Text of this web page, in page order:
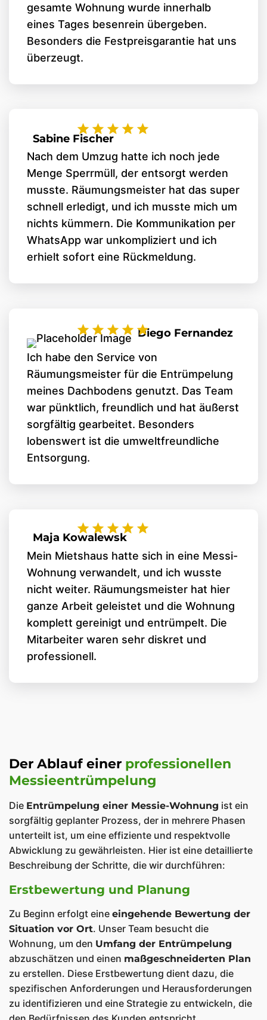
gesamte Wohnung wurde innerhalb
eines Tages besenrein übergeben.
Besonders die Festpreisgarantie hat uns
überzeugt.
Sabine Fischer
Nach dem Umzug hatte ich noch jede
Menge Sperrmüll, der entsorgt werden
musste. Räumungsmeister hat das super
schnell erledigt, und ich musste mich um
nichts kümmern. Die Kommunikation per
WhatsApp war unkompliziert und ich
erhielt sofort eine Rückmeldung.
Diego Fernandez
Ich habe den Service von
Räumungsmeister für die Entrümpelung
meines Dachbodens genutzt. Das Team
war pünktlich, freundlich und hat äußerst
sorgfältig gearbeitet. Besonders
lobenswert ist die umweltfreundliche
Entsorgung.
Maja Kowalewsk
Mein Mietshaus hatte sich in eine Messi-
Wohnung verwandelt, und ich wusste
nicht weiter. Räumungsmeister hat hier
ganze Arbeit geleistet und die Wohnung
komplett gereinigt und entrümpelt. Die
Mitarbeiter waren sehr diskret und
professionell.
Der Ablauf einer professionellen
Messieentrümpelung
Die Entrümpelung einer Messie-Wohnung ist ein
sorgfältig geplanter Prozess, der in mehrere Phasen
unterteilt ist, um eine effiziente und respektvolle
Abwicklung zu gewährleisten. Hier ist eine detaillierte
Beschreibung der Schritte, die wir durchführen:
Erstbewertung und Planung
Zu Beginn erfolgt eine eingehende Bewertung der
Situation vor Ort. Unser Team besucht die
Wohnung, um den Umfang der Entrümpelung
abzuschätzen und einen maßgeschneiderten Plan
zu erstellen. Diese Erstbewertung dient dazu, die
spezifischen Anforderungen und Herausforderungen
zu identifizieren und eine Strategie zu entwickeln, die